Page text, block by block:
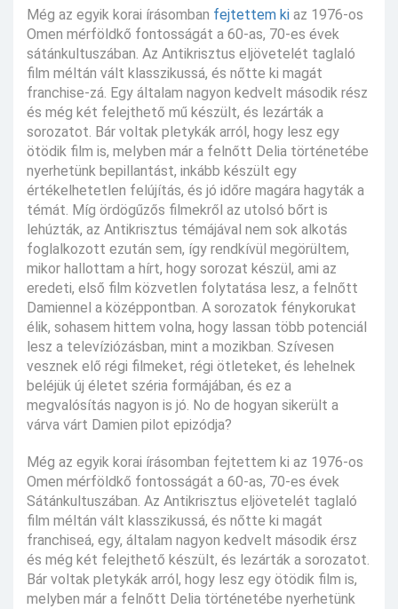
Még az egyik korai írásomban fejtettem ki az 1976-os
Omen mérföldkő fontosságát a 60-as, 70-es évek
sátánkultuszában. Az Antikrisztus eljövetelét taglaló
film méltán vált klasszikussá, és nőtte ki magát
franchise-zá. Egy általam nagyon kedvelt második rész
és még két felejthető mű készült, és lezárták a
sorozatot. Bár voltak pletykák arról, hogy lesz egy
ötödik film is, melyben már a felnőtt Delia történetébe
nyerhetünk bepillantást, inkább készült egy
értékelhetetlen felújítás, és jó időre magára hagyták a
témát. Míg ördögűzős filmekről az utolsó bőrt is
lehúzták, az Antikrisztus témájával nem sok alkotás
foglalkozott ezután sem, így rendkívül megörültem,
mikor hallottam a hírt, hogy sorozat készül, ami az
eredeti, első film közvetlen folytatása lesz, a felnőtt
Damiennel a középpontban. A sorozatok fénykorukat
élik, sohasem hittem volna, hogy lassan több potenciál
lesz a televíziózásban, mint a mozikban. Szívesen
vesznek elő régi filmeket, régi ötleteket, és lehelnek
beléjük új életet széria formájában, és ez a
megvalósítás nagyon is jó. No de hogyan sikerült a
várva várt Damien pilot epizódja?
Még az egyik korai írásomban fejtettem ki az 1976-os
Omen mérföldkő fontosságát a 60-as, 70-es évek
Sátánkultuszában. Az Antikrisztus eljövetelét taglaló
film méltán vált klasszikussá, és nőtte ki magát
franchiseá, egy, általam nagyon kedvelt második érsz
és még két felejthető készült, és lezárták a sorozatot.
Bár voltak pletykák arról, hogy lesz egy ötödik film is,
melyben már a felnőtt Delia történetébe nyerhetünk